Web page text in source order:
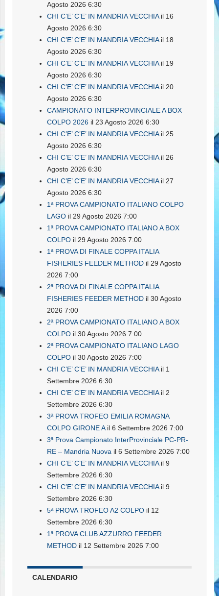
Agosto 2026 6:30
CHI C’E’ C’E’ IN MANDRIA VECCHIAil 16
Agosto 2026 6:30
CHI C’E’ C’E’ IN MANDRIA VECCHIAil 18
Agosto 2026 6:30
CHI C’E’ C’E’ IN MANDRIA VECCHIAil 19
Agosto 2026 6:30
CHI C’E’ C’E’ IN MANDRIA VECCHIAil 20
Agosto 2026 6:30
CAMPIONATO INTERPROVINCIALE A BOX
COLPO 2026 il 23 Agosto 2026 6:30
CHI C’E’ C’E’ IN MANDRIA VECCHIAil 25
Agosto 2026 6:30
CHI C’E’ C’E’ IN MANDRIA VECCHIAil 26
Agosto 2026 6:30
CHI C’E’ C’E’ IN MANDRIA VECCHIAil 27
Agosto 2026 6:30
1ª PROVA CAMPIONATO ITALIANO COLPO
LAGO il 29 Agosto 2026 7:00
1ª PROVA CAMPIONATO ITALIANO A BOX
COLPO il 29 Agosto 2026 7:00
1ª PROVA DI FINALE COPPA ITALIA
FISHERIES FEEDER METHOD il 29 Agosto
2026 7:00
2ª PROVA DI FINALE COPPA ITALIA
FISHERIES FEEDER METHOD il 30 Agosto
2026 7:00
2ª PROVA CAMPIONATO ITALIANO A BOX
COLPO il 30 Agosto 2026 7:00
2ª PROVA CAMPIONATO ITALIANO LAGO
COLPO il 30 Agosto 2026 7:00
CHI C’E’ C’E’ IN MANDRIA VECCHIAil 1
Settembre 2026 6:30
CHI C’E’ C’E’ IN MANDRIA VECCHIAil 2
Settembre 2026 6:30
3ª PROVA TROFEO EMILIA ROMAGNA
COLPO GIRONE Ail 6 Settembre 2026 7:00
3ª Prova Campionato InterProvinciale PC-PR-
RE – Mandria Nuova il 6 Settembre 2026 7:00
CHI C’E’ C’E’ IN MANDRIA VECCHIAil 9
Settembre 2026 6:30
CHI C’E’ C’E’ IN MANDRIA VECCHIAil 9
Settembre 2026 6:30
5ª PROVA TROFEO A2 COLPO il 12
Settembre 2026 6:30
1ª PROVA CLUB AZZURRO FEEDER
METHOD il 12 Settembre 2026 7:00
CALENDARIO